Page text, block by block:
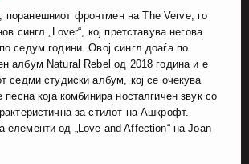
фронтмен на The Verve, го
сингл „Lover“, кој претставува негова
седум години. Овој сингл доаѓа по
албум Natural Rebel од 2018 година и е
седми студиски албум, кој се очекува
песна која комбинира носталгичен звук со
за стилот на Ашкрофт.
елементи од „Love and Affection“ на Joan